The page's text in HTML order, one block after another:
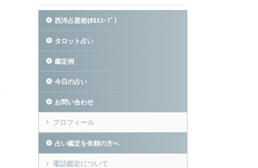
西洋占星術(ﾎﾛｽｺｰﾌﾟ）
タロット占い
鑑定例
今日の占い
お問い合わせ
プロフィール
占い鑑定を依頼の方へ
電話鑑定について